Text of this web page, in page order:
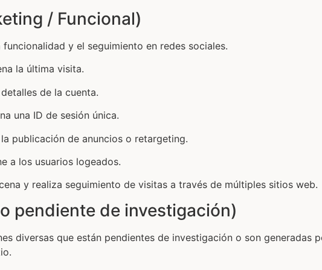
/ Funcional)
y el seguimiento en redes sociales.
la última visita.
de la cuenta.
una ID de sesión única.
publicación de anuncios o retargeting.
a los usuarios logeados.
y realiza seguimiento de visitas a través de múltiples sitios web.
pendiente de investigación)
diversas que están pendientes de investigación o son generadas